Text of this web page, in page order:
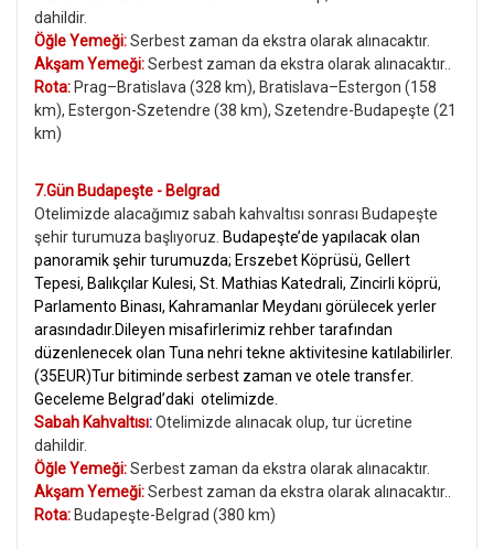
dahildir.
Öğle Yemeği:Serbest zaman da ekstra olarak alınacaktır.
Akşam Yemeği:Serbest zaman da ekstra olarak alınacaktır..
Rota: Prag–Bratislava (328 km), Bratislava–Estergon (158
km), Estergon-Szetendre (38 km), Szetendre-Budapeşte (21
km)
7.Gün Budapeşte - Belgrad
Otelimizde alacağımız sabah kahvaltısı sonrası Budapeşte
şehir turumuza başlıyoruz. Budapeşte’de yapılacak olan
panoramik şehir turumuzda; Erszebet Köprüsü, Gellert
Tepesi, Balıkçılar Kulesi, St. Mathias Katedrali, Zincirli köprü,
Parlamento Binası, Kahramanlar Meydanı görülecek yerler
arasındadır.Dileyen misafirlerimiz rehber tarafından
düzenlenecek olan Tuna nehri tekne aktivitesine katılabilirler.
(35EUR)Tur bitiminde serbest zaman ve otele transfer.
Geceleme Belgrad’daki otelimizde.
Sabah Kahvaltısı:Otelimizde alınacak olup, tur ücretine
dahildir.
Öğle Yemeği:Serbest zaman da ekstra olarak alınacaktır.
Akşam Yemeği:Serbest zaman da ekstra olarak alınacaktır..
Rota: Budapeşte-Belgrad (380 km)